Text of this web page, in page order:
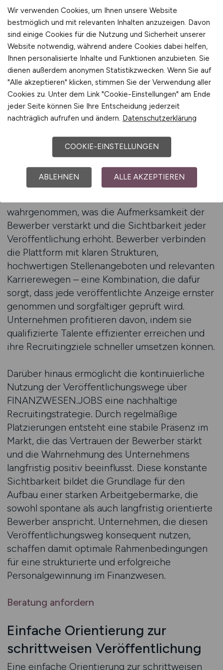
thematische Fokussierung sorgt dafür, dass
veröffentlichte Anzeigen eine hohe Relevanz
besitzen und ohne unnötige Streuverluste
wahrgenommen werden. Für Unternehmen, die
einen schrittweisen Einstieg in die
Stellenveröffentlichung suchen, ist dies
besonders wertvoll, da sie ohne komplexe
technische Voraussetzungen oder zusätzliche
Instrumente eine professionelle Sichtbarkeit
Die Reputation der Plattform trägt zusätzlich zur
Effektivität dieser Veröffentlichungswege bei.
FINANZWESEN.JOBS wird in der Branche als
wahrgenommen, was die Aufmerksamkeit der
Bewerber verstärkt und die Sichtbarkeit jeder
Veröffentlichung erhöht. Bewerber verbinden
die Plattform mit klaren Strukturen,
hochwertigen Stellenangeboten und relevanten
Karrierewegen – eine Kombination, die dafür
sorgt, dass jede veröffentlichte Anzeige ernster
genommen und sorgfältiger geprüft wird.
Unternehmen profitieren davon, indem sie
qualifizierte Talente effizienter erreichen und
ihre Recruitingziele schneller umsetzen können.
Darüber hinaus ermöglicht die kontinuierliche
Nutzung der Veröffentlichungswege über
FINANZWESEN.JOBS eine nachhaltige
Recruitingstrategie. Durch regelmäßige
Platzierungen entsteht eine stabile Präsenz im
Markt, die das Vertrauen der Bewerber stärkt
und die Wahrnehmung des Unternehmens
langfristig positiv beeinflusst. Diese konstante
Sichtbarkeit bildet die Grundlage für den
Aufbau einer starken Arbeitgebermarke, die
sowohl spontane als auch langfristig orientierte
Bewerber anspricht. Unternehmen, die diesen
Veröffentlichungsweg konsequent nutzen,
schaffen damit optimale Rahmenbedingungen
für eine strukturierte und erfolgreiche
Personalgewinnung im Finanzwesen.
Beratung anfordern
Einfache Orientierung zur
schrittweisen Veröffentlichung
Eine einfache Orientierung zur schrittweisen
Wir verwenden Cookies, um Ihnen unsere Website
bestmöglich und mit relevanten Inhalten anzuzeigen. Davon
sind einige Cookies für die Nutzung und Sicherheit unserer
Website notwendig, während andere Cookies dabei helfen,
Ihnen personalisierte Inhalte und Funktionen anzubieten. Sie
dienen außerdem anonymen Statistikzwecken. Wenn Sie auf
"Alle akzeptieren" klicken, stimmen Sie der Verwendung aller
Cookies zu. Unter dem Link "Cookie-Einstellungen" am Ende
jeder Seite können Sie Ihre Entscheidung jederzeit
nachträglich aufrufen und ändern. Datenschutzerklärung
COOKIE-EINSTELLUNGEN
ABLEHNEN ALLE AKZEPTIEREN